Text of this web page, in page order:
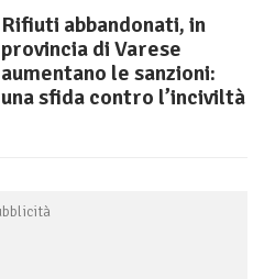
Rifiuti abbandonati, in
provincia di Varese
aumentano le sanzioni:
una sfida contro l’inciviltà